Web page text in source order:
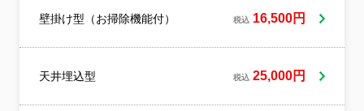
丁寧に作業いたします。【女性スタッフ同
険加入済み】高圧洗浄でエアコン内部のカ
イ改善・冷暖房効率アップ・電気代節約に
るご家庭にも安心してご利用いただいてお
壁掛け型（お掃除機能付） 税込 16,500円
天井埋込型 税込 25,000円